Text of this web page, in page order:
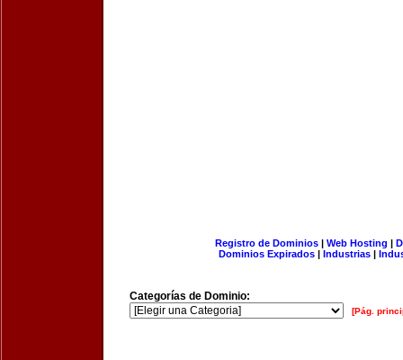
Registro de Dominios| Web Hosting |
Dominios Expirados | Industrias |
Categorías de Dominio:
[Pág.